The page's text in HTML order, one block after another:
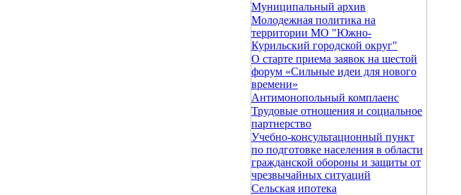
Муниципальный архив
Молодежная политика на
территории МО "Южно-
Курильский городской округ"
О старте приема заявок на шестой
форум «Сильные идеи для нового
времени»
Антимонопольный комплаенс
Трудовые отношения и социальное
партнерство
Учебно-консультационный пункт
по подготовке населения в области
гражданской обороны и защиты от
чрезвычайных ситуаций
Сельская ипотека